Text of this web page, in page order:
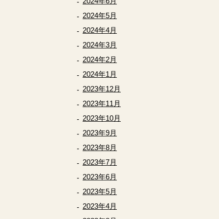
2024年5月
2024年4月
2024年3月
2024年2月
2024年1月
2023年12月
2023年11月
2023年10月
2023年9月
2023年8月
2023年7月
2023年6月
2023年5月
2023年4月